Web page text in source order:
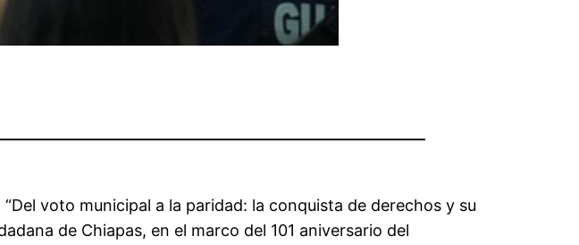
voto municipal a la paridad: la conquista de derechos y su
de Chiapas, en el marco del 101 aniversario del